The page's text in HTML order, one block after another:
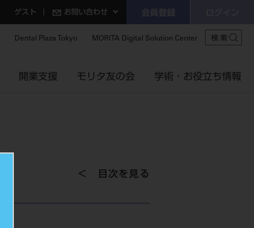
ゲスト お問い合わせ 会員登録
Dental Plaza Tokyo MORITA Digital Solution Center 検索
開業支援 モリタ友の会 学術・お役立ち情報
目次を見る